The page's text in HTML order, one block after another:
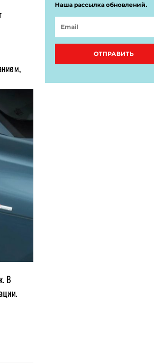
В
Наша рассылка обновлений.
ОТПРАВИТЬ